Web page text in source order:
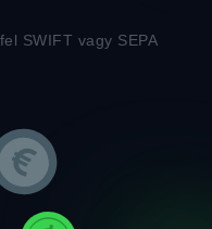
SWIFT vagy SEPA